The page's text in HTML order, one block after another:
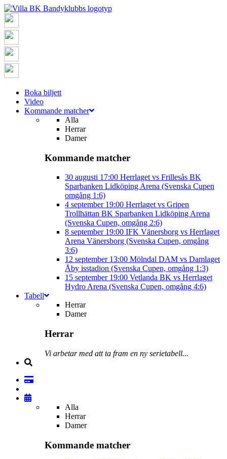
Boka biljett
Video
Kommande matcher
Alla
Herrar
Damer
Kommande matcher
30 augusti 17:00 Herrlaget vs Frillesås BK
Sparbanken Lidköping Arena (Svenska Cupen
omgång 1:6)
4 september 19:00 Herrlaget vs Gripen
Trollhättan BK Sparbanken Lidköping Arena
(Svenska Cupen, omgång 2:6)
8 september 19:00 IFK Vänersborg vs Herrlaget
Arena Vänersborg (Svenska Cupen, omgång
3:6)
12 september 13:00 Mölndal DAM vs Damlaget
Åby isstadion (Svenska Cupen, omgång 1:3)
15 september 19:00 Vetlanda BK vs Herrlaget
Hydro Arena (Svenska Cupen, omgång 4:6)
Tabell
Herrar
Damer
Herrar
Vi arbetar med att ta fram en ny serietabell...
Alla
Herrar
Damer
Kommande matcher